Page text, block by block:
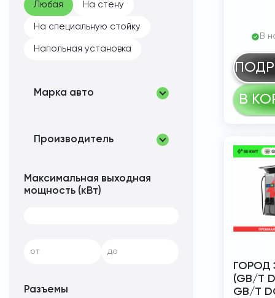
Любая На стену
На специальную стойку
Напольная установка
Марка авто
Производитель
Максимальная выходная
мощность (кВт)
от до
Разъемы
В
В
ГОРОД
(GB/T
GB/T